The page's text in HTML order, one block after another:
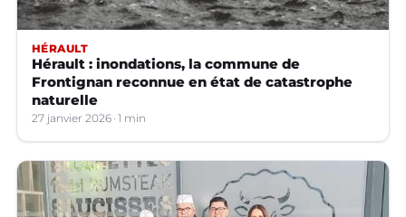
HÉRAULT
Hérault : inondations, la commune de
Frontignan reconnue en état de catastrophe
naturelle
27 janvier 2026 1 min